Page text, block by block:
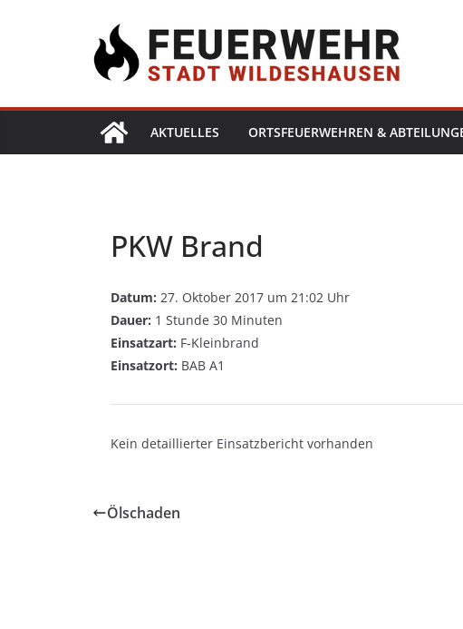
AKTUELLES ORTSFEUERWEHREN &
PKW Brand
Datum: 27. Oktober 2017 um 21:02 Uhr
Dauer: 1 Stunde 30 Minuten
Einsatzart: F-Kleinbrand
Einsatzort: BAB A1
Kein detaillierter Einsatzbericht vorhanden
Ölschaden